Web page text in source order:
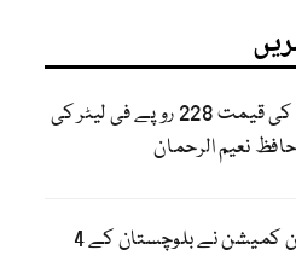
پیٹرول کی قیمت 228 روپے فی لیٹر کی
نعیم الرحمان
الیکشن کمیشن نے بلوچستان کے 4